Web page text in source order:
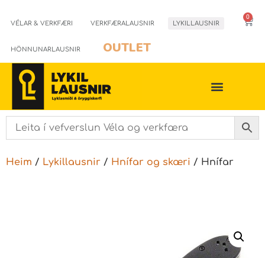
VÉLAR & VERKFÆRI VERKFÆRALAUSNIR LYKILLAUSNIR
HÖNNUNARLAUSNIR OUTLET
0
Heim / Lykillausnir / Hnífar og skæri / Hnífar